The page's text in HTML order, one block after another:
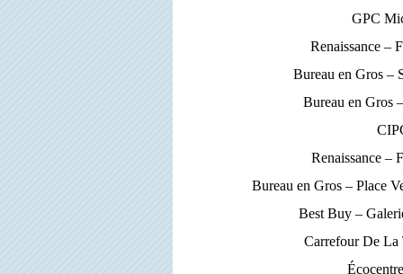
GPC
Renaissance –
Bureau en Gros –
Bureau en Gros
Renaissance –
Bureau en Gros – Place
Best Buy –
Carrefour De La